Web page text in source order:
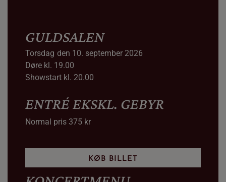
GULDSALEN
Torsdag den 10. september 2026
Døre kl. 19.00
Showstart kl. 20.00
ENTRÉ EKSKL. GEBYR
Normal pris 375 kr
KØB BILLET